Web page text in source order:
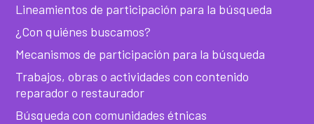
Lineamientos de participación para la búsqueda
¿Con quiénes buscamos?
Mecanismos de participación para la búsqueda
Trabajos, obras o actividades con contenido
reparador o restaurador
Búsqueda con comunidades étnicas